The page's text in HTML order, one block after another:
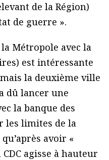
de la Région)
de guerre ».
Métropole avec la
est intéressante
la deuxième ville
dû lancer une
la banque des
les limites de la
avoir «
agisse à hauteur